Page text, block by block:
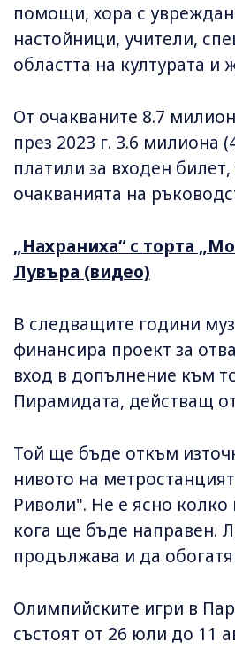
помощи, хора с
настойници, учители,
областта на културата и
От очакваните 8.7
през 2023 г. 3.6 милиона
платили за входен билет,
очакванията на
„Нахраниха“ с торта
Лувъра (видео)
В следващите години
финансира проект за
вход в допълнение към
Пирамидата, действащ
Той ще бъде откъм
нивото на
Риволи". Не е ясно колко
кога ще бъде направен.
продължава и да
Олимпийските игри в
състоят от 26 юли до 11